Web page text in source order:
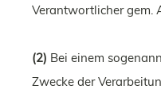
Verantwortlicher gem.
(2) Bei einem
Zwecke der